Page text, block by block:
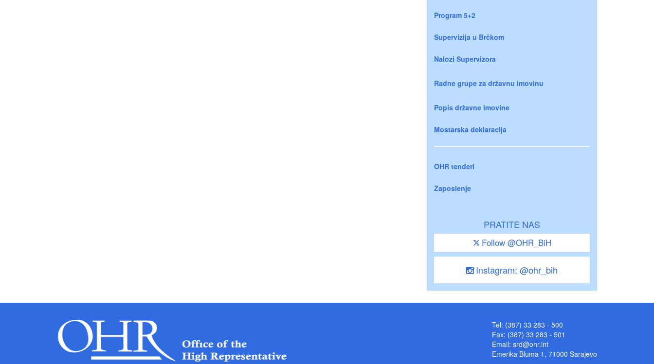
Program 5+2
Supervizija u Brčkom
Nalozi Supervizora
Radne grupe za državnu imovinu
Popis državne imovine
Mostarska deklaracija
OHR tenderi
Zaposlenje
PRATITE NAS
Follow @OHR_BiH
Instagram: @ohr_bih
Tel: (387) 33 283 - 500
Fax: (387) 33 283 - 501
Email: srd@ohr.int
Emerika Bluma 1, 71000 Sarajevo